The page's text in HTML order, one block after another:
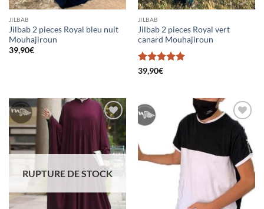
JILBAB
Jilbab 2 pieces Royal bleu nuit
Mouhajiroun
39,90€
JILBAB
Jilbab 2 pieces Royal vert
canard Mouhajiroun
Note5
39,90€
Ajouter
à la liste
d’envies
RUPTURE DE STOCK
Ajouter
à la liste
d’envies